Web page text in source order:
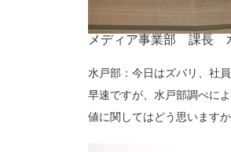
メディア事業部 課長
水戸部：今日はズバリ、社
早速ですが、水戸部調べによ
値に関してはどう思いますか